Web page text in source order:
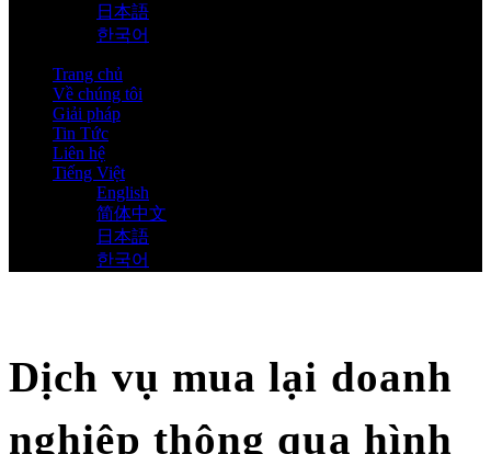
日本語
한국어
Trang chủ
Về chúng tôi
Giải pháp
Tin Tức
Liên hệ
Tiếng Việt
English
简体中文
日本語
한국어
Dịch vụ mua lại doanh
nghiệp thông qua hình